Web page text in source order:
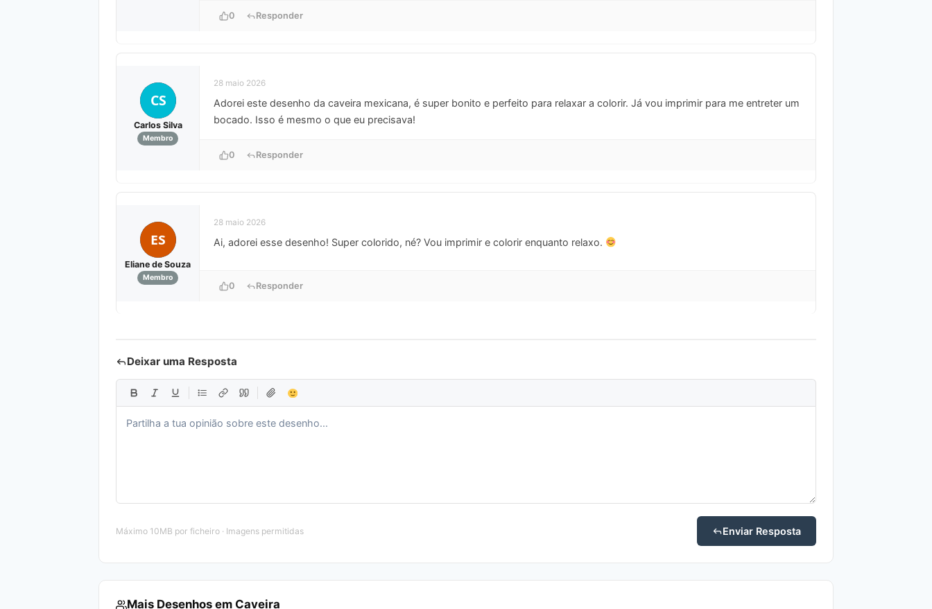
0 Responder
CS
Carlos Silva
Membro
28 maio 2026
Adorei este desenho da caveira mexicana, é super bonito e perfeito para relaxar a colorir. Já vou imprimir para me entreter um
bocado. Isso é mesmo o que eu precisava!
0 Responder
ES
Eliane de Souza
Membro
28 maio 2026
Ai, adorei esse desenho! Super colorido, né? Vou imprimir e colorir enquanto relaxo.
0 Responder
Deixar uma Resposta
Máximo 10MB por ficheiro · Imagens permitidas Enviar Resposta
Mais Desenhos em Caveira